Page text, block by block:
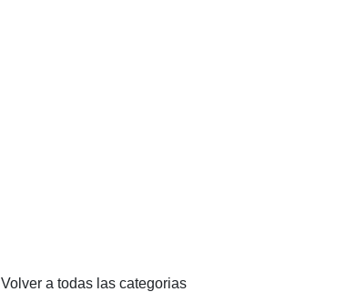
Volver a todas las categorias